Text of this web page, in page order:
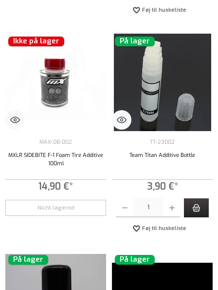
Føj til huskeliste
Ikke på lager
MAX-08-002
MXLR SIDEBITE F-1 Foam Tire Additive
100ml
14,90 €*
Nicht lagernd
På lager
TT-23002
Team Titan Additive Bottle
3,90 €*
Føj til huskeliste
På lager På lager